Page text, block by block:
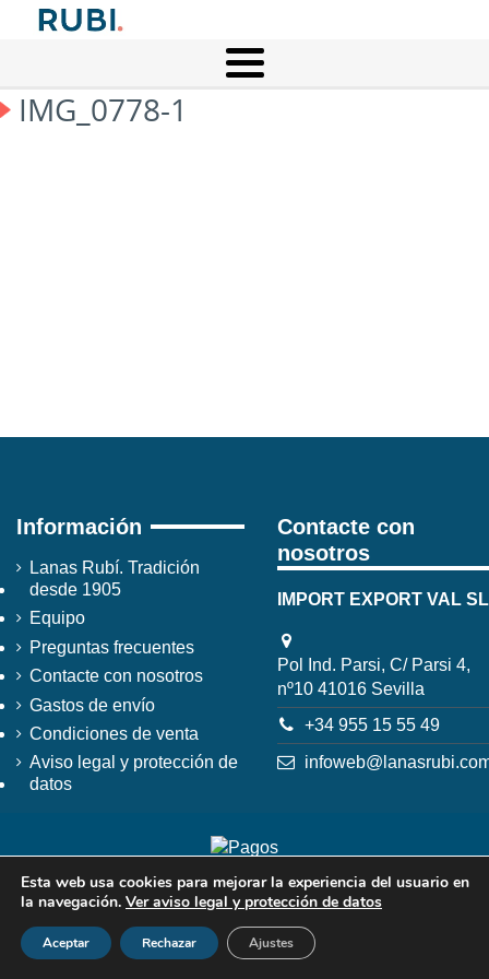
IMG_0778-1
Información
Lanas Rubí. Tradición
desde 1905
Equipo
Preguntas frecuentes
Contacte con nosotros
Gastos de envío
Condiciones de venta
Aviso legal y protección de
datos
Contacte con
nosotros
IMPORT EXPORT VAL SL
Pol Ind. Parsi, C/ Parsi 4,
nº10 41016 Sevilla
+34 955 15 55 49
Esta web usa cookies para mejorar la experiencia del usuario en
la navegación. Ver aviso legal y protección de datos
Aceptar Rechazar Ajustes